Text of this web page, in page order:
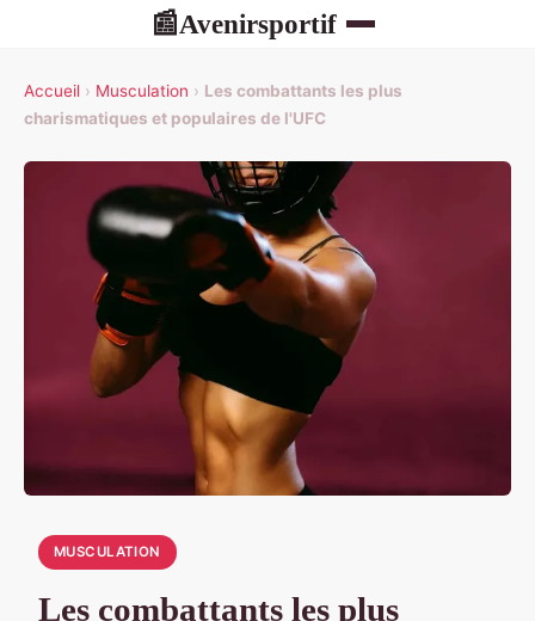
📰Avenirsportif
Accueil › Musculation › Les combattants les plus
charismatiques et populaires de l'UFC
MUSCULATION
Les combattants les plus